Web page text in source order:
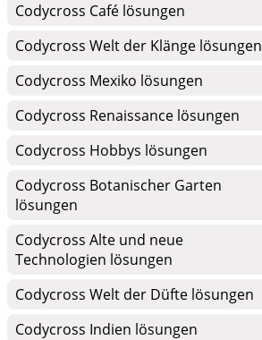
Codycross Café lösungen
Codycross Welt der Klänge lösungen
Codycross Mexiko lösungen
Codycross Renaissance lösungen
Codycross Hobbys lösungen
Codycross Botanischer Garten
lösungen
Codycross Alte und neue
Technologien lösungen
Codycross Welt der Düfte lösungen
Codycross Indien lösungen